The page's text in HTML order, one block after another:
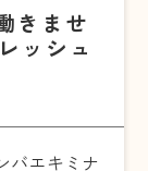
きませ
ッシュ
バエキミナ